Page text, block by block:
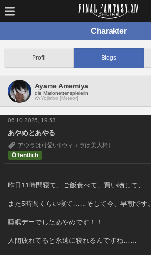
Charakter
Profil Blogs
Ayame Amemiya
die Marionettenspielerin
Yojimbo [Meteor]
06.10.2025, 19:53
あやめとあやる
[アウラは可愛い] [ヴィエラは美人枠]
Öffentlich
昨日11時間寝て、ご飯食べて、買い物して、
また5時間くらい寝て……そして今、早朝です。
睡眠デーでしたあやめです！！
人間疲れてると永遠に寝れるんですね……